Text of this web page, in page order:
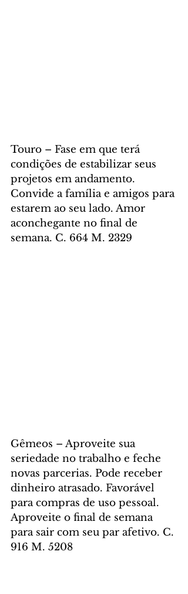
Touro – Fase em que terá
condições de estabilizar seus
projetos em andamento.
Convide a família e amigos para
estarem ao seu lado. Amor
aconchegante no final de
semana. C. 664 M. 2329
Gêmeos – Aproveite sua
seriedade no trabalho e feche
novas parcerias. Pode receber
dinheiro atrasado. Favorável
para compras de uso pessoal.
Aproveite o final de semana
para sair com seu par afetivo. C.
916 M. 5208